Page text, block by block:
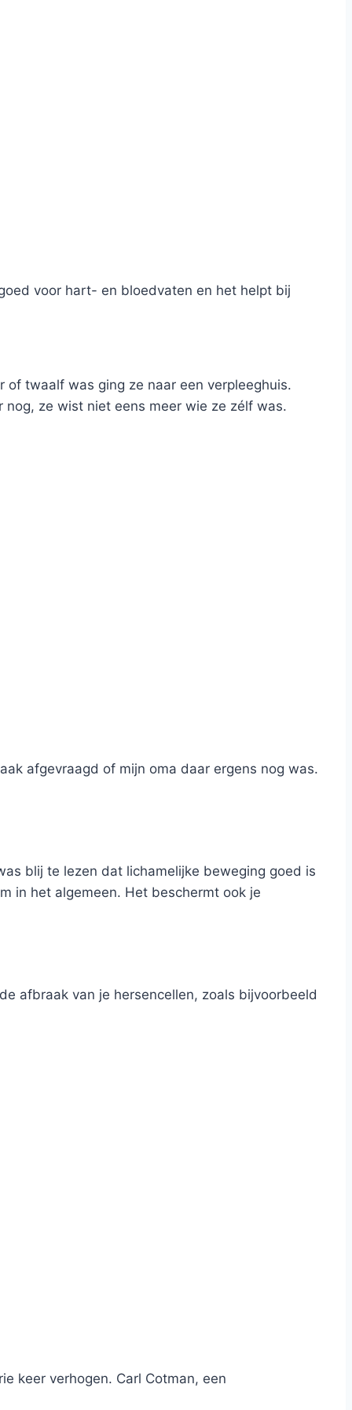
voor hart- en bloedvaten en het helpt bij
twaalf was ging ze naar een verpleeghuis.
ze wist niet eens meer wie ze zélf was.
afgevraagd of mijn oma daar ergens nog was.
blij te lezen dat lichamelijke beweging goed is
in het algemeen. Het beschermt ook je
afbraak van je hersencellen, zoals bijvoorbeeld
keer verhogen. Carl Cotman, een